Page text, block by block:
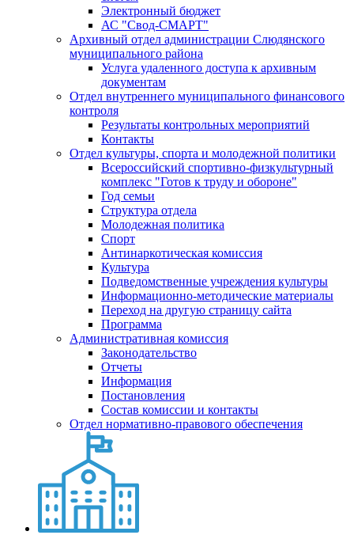
Электронный бюджет
АС "Свод-СМАРТ"
Архивный отдел администрации Слюдянского
муниципального района
Услуга удаленного доступа к архивным
документам
Отдел внутреннего муниципального финансового
контроля
Результаты контрольных мероприятий
Контакты
Отдел культуры, спорта и молодежной политики
Всероссийский спортивно-физкультурный
комплекс "Готов к труду и обороне"
Год семьи
Структура отдела
Молодежная политика
Спорт
Антинаркотическая комиссия
Культура
Подведомственные учреждения культуры
Информационно-методические материалы
Переход на другую страницу сайта
Программа
Административная комиссия
Законодательство
Отчеты
Информация
Постановления
Состав комиссии и контакты
Отдел нормативно-правового обеспечения